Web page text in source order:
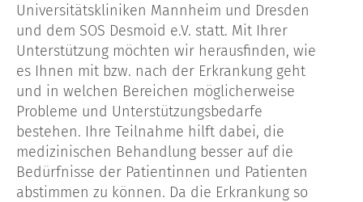
Universitätskliniken Mannheim und Dresden
und dem SOS Desmoid e.V. statt. Mit Ihrer
Unterstützung möchten wir herausfinden, wie
es Ihnen mit bzw. nach der Erkrankung geht
und in welchen Bereichen möglicherweise
Probleme und Unterstützungsbedarfe
bestehen. Ihre Teilnahme hilft dabei, die
medizinischen Behandlung besser auf die
Bedürfnisse der Patientinnen und Patienten
abstimmen zu können. Da die Erkrankung so